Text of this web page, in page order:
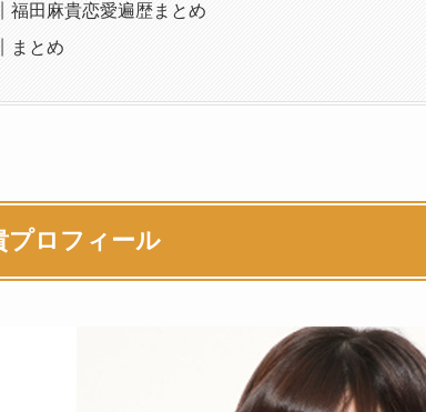
福田麻貴恋愛遍歴まとめ
まとめ
プロフィール